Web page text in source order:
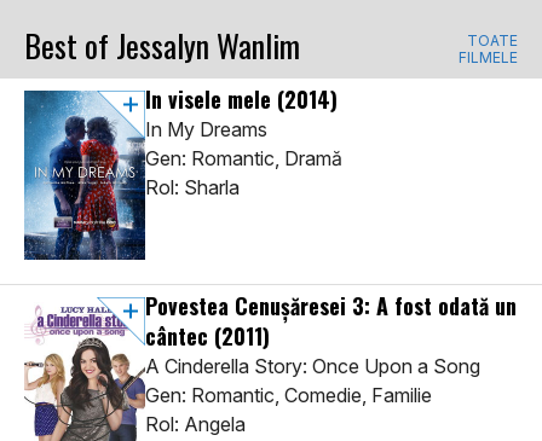
Best of Jessalyn Wanlim
TOATE
FILMELE
In visele mele (2014)
In My Dreams
Gen: Romantic, Dramă
Rol: Sharla
Povestea Cenușăresei 3: A fost odată un
cântec (2011)
A Cinderella Story: Once Upon a Song
Gen: Romantic, Comedie, Familie
Rol: Angela